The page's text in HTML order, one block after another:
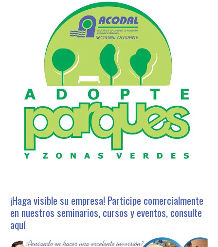
¡Haga visible su empresa! Participe comercialmente
en nuestros seminarios, cursos y eventos, consulte
aquí